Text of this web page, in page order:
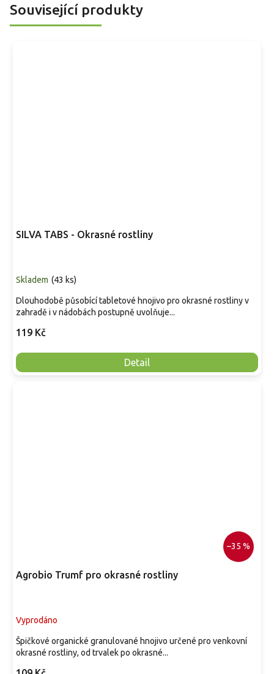
Související produkty
SILVA TABS - Okrasné rostliny
Skladem (43 ks)
119 Kč
Detail
Dlouhodobě působící tabletové hnojivo pro okrasné rostliny v
zahradě i v nádobách postupně uvolňuje...
–35 %
Agrobio Trumf pro okrasné rostliny
Vyprodáno
Špičkové organické granulované hnojivo určené pro venkovní
okrasné rostliny, od trvalek po okrasné...